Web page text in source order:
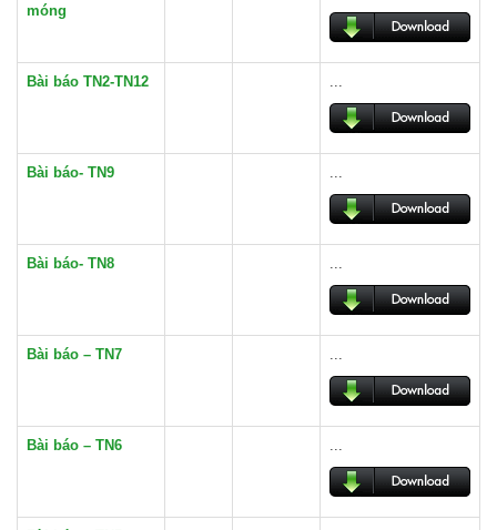
móng
Bài báo TN2-TN12 ...
Bài báo- TN9 ...
Bài báo- TN8 ...
Bài báo – TN7 ...
Bài báo – TN6 ...